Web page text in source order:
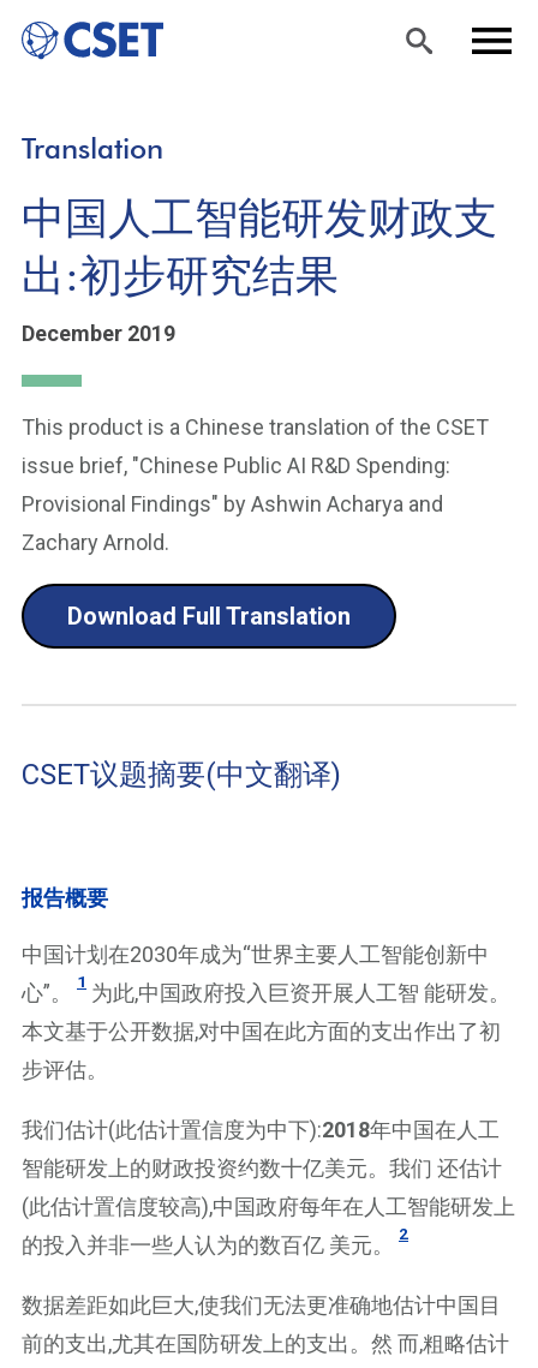
main
content
Translation
中国人工智能研发财政支
出:初步研究结果
December 2019
This product is a Chinese translation of the CSET
issue brief, "Chinese Public AI R&D Spending:
Provisional Findings" by Ashwin Acharya and
Zachary Arnold.
Download Full Translation
CSET议题摘要(中文翻译)
报告概要
中国计划在2030年成为“世界主要人工智能创新中
心”。
1 为此,中国政府投入巨资开展人工智 能研发。
本文基于公开数据,对中国在此方面的支出作出了初
步评估。
我们估计(此估计置信度为中下):2018年中国在人工
智能研发上的财政投资约数十亿美元。我们 还估计
(此估计置信度较高),中国政府每年在人工智能研发上
的投入并非一些人认为的数百亿 美元。
2
数据差距如此巨大,使我们无法更准确地估计中国目
前的支出,尤其在国防研发上的支出。然 而,粗略估计